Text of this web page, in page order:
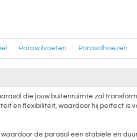
Parasolvoeten Parasolhoezen
die jouw buitenruimte zal
en flexibiliteit, waardoor hij perfect is
de parasol een stabiele en